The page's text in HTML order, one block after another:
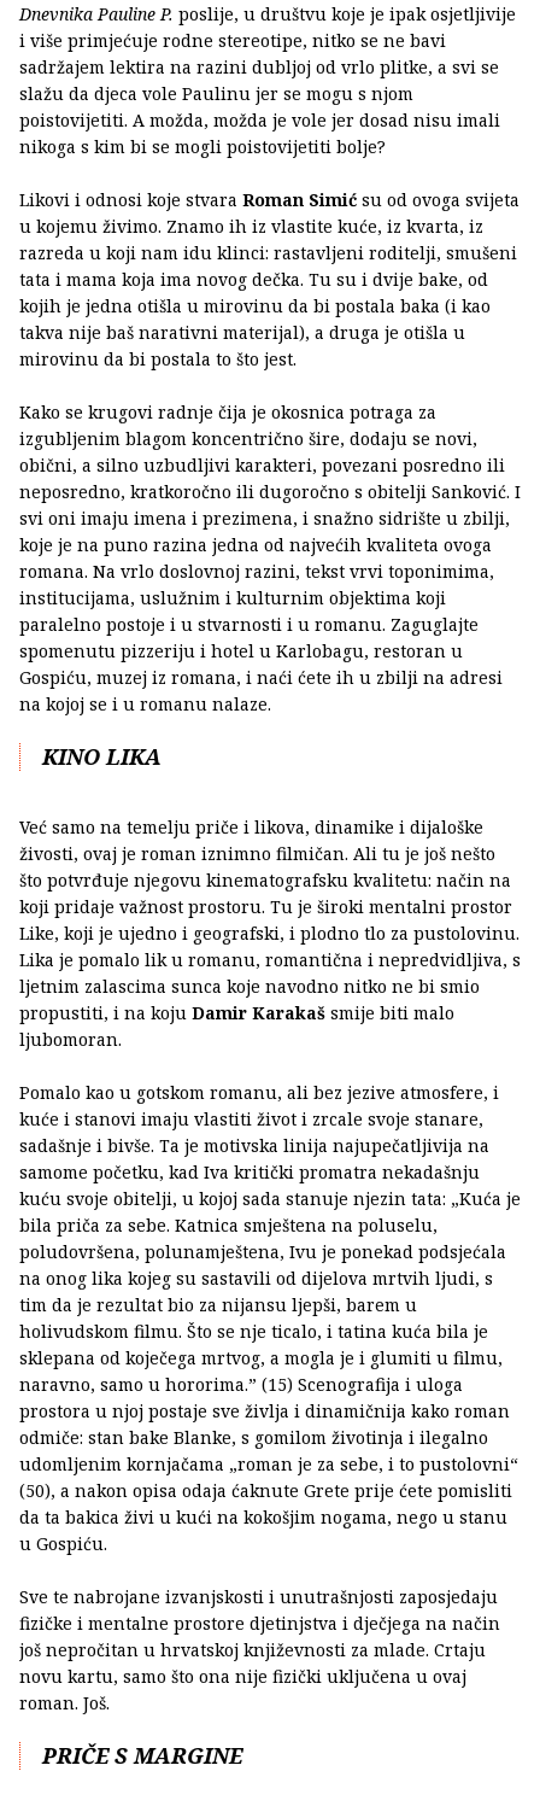
Dnevnika Pauline P. poslije, u društvu koje je ipak osjetljivije
i više primjećuje rodne stereotipe, nitko se ne bavi
sadržajem lektira na razini dubljoj od vrlo plitke, a svi se
slažu da djeca vole Paulinu jer se mogu s njom
poistovijetiti. A možda, možda je vole jer dosad nisu imali
nikoga s kim bi se mogli poistovijetiti bolje?
Likovi i odnosi koje stvara Roman Simić su od ovoga svijeta
u kojemu živimo. Znamo ih iz vlastite kuće, iz kvarta, iz
razreda u koji nam idu klinci: rastavljeni roditelji, smušeni
tata i mama koja ima novog dečka. Tu su i dvije bake, od
kojih je jedna otišla u mirovinu da bi postala baka (i kao
takva nije baš narativni materijal), a druga je otišla u
mirovinu da bi postala to što jest.
Kako se krugovi radnje čija je okosnica potraga za
izgubljenim blagom koncentrično šire, dodaju se novi,
obični, a silno uzbudljivi karakteri, povezani posredno ili
neposredno, kratkoročno ili dugoročno s obitelji Sanković. I
svi oni imaju imena i prezimena, i snažno sidrište u zbilji,
koje je na puno razina jedna od najvećih kvaliteta ovoga
romana. Na vrlo doslovnoj razini, tekst vrvi toponimima,
institucijama, uslužnim i kulturnim objektima koji
paralelno postoje i u stvarnosti i u romanu. Zaguglajte
spomenutu pizzeriju i hotel u Karlobagu, restoran u
Gospiću, muzej iz romana, i naći ćete ih u zbilji na adresi
na kojoj se i u romanu nalaze.
KINO LIKA
Već samo na temelju priče i likova, dinamike i dijaloške
živosti, ovaj je roman iznimno filmičan. Ali tu je još nešto
što potvrđuje njegovu kinematografsku kvalitetu: način na
koji pridaje važnost prostoru. Tu je široki mentalni prostor
Like, koji je ujedno i geografski, i plodno tlo za pustolovinu.
Lika je pomalo lik u romanu, romantična i nepredvidljiva, s
ljetnim zalascima sunca koje navodno nitko ne bi smio
propustiti, i na koju Damir Karakaš smije biti malo
ljubomoran.
Pomalo kao u gotskom romanu, ali bez jezive atmosfere, i
kuće i stanovi imaju vlastiti život i zrcale svoje stanare,
sadašnje i bivše. Ta je motivska linija najupečatljivija na
samome početku, kad Iva kritički promatra nekadašnju
kuću svoje obitelji, u kojoj sada stanuje njezin tata: „Kuća je
bila priča za sebe. Katnica smještena na poluselu,
poludovršena, polunamještena, Ivu je ponekad podsjećala
na onog lika kojeg su sastavili od dijelova mrtvih ljudi, s
tim da je rezultat bio za nijansu ljepši, barem u
holivudskom filmu. Što se nje ticalo, i tatina kuća bila je
sklepana od koječega mrtvog, a mogla je i glumiti u filmu,
naravno, samo u hororima.” (15) Scenografija i uloga
prostora u njoj postaje sve življa i dinamičnija kako roman
odmiče: stan bake Blanke, s gomilom životinja i ilegalno
udomljenim kornjačama „roman je za sebe, i to pustolovni“
(50), a nakon opisa odaja ćaknute Grete prije ćete pomisliti
da ta bakica živi u kući na kokošjim nogama, nego u stanu
u Gospiću.
Sve te nabrojane izvanjskosti i unutrašnjosti zaposjedaju
fizičke i mentalne prostore djetinjstva i dječjega na način
još nepročitan u hrvatskoj književnosti za mlade. Crtaju
novu kartu, samo što ona nije fizički uključena u ovaj
roman. Još.
PRIČE S MARGINE